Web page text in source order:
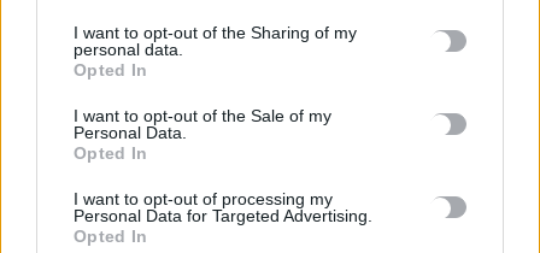
I want to opt-out of the Sharing of my
personal data.
Opted In
I want to opt-out of the Sale of my
Personal Data.
Opted In
I want to opt-out of processing my
Personal Data for Targeted Advertising.
Opted In
Έκτακτο επίδομα παιδιού: Ποιοι πάνε ταμείο
6 Αυγούστου, 2026
ΟΠΕΚΑ: Νέα πληρωμή στις 7 Αυγούστου για τρίτεκνες και
πολύτεκνες οικογένειες